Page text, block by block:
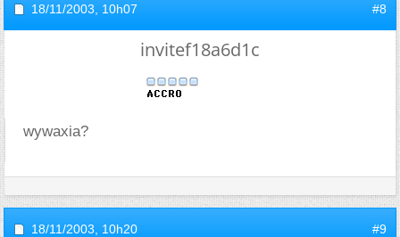
18/11/2003, 10h07 #8
invitef18a6d1c
wywaxia?
18/11/2003, 10h20 #9